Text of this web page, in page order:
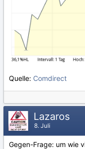
Quelle: Comdirect
Lazaros
8. Juli
Gegen-Frage: um wie